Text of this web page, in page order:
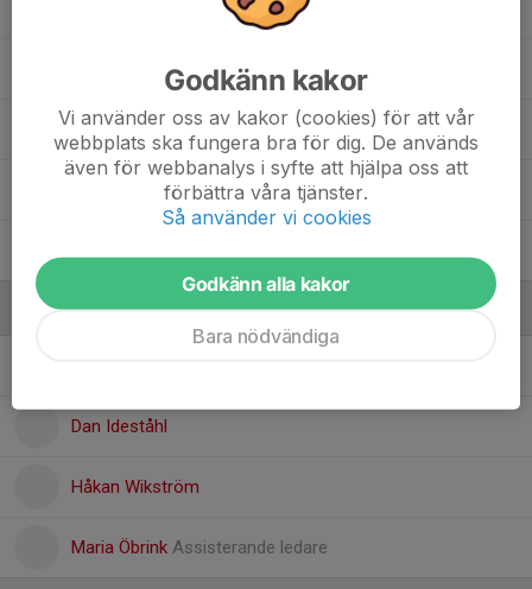
Linda Karlsson
Philip Wigestam
Russel Khalil Mohammad
Ledare
Dan Ideståhl
Håkan Wikström
Maria Öbrink Assisterande ledare
Godkänn kakor
Vi använder oss av kakor (cookies) för att vår
webbplats ska fungera bra för dig. De används
även för webbanalys i syfte att hjälpa oss att
förbättra våra tjänster.
Så använder vi cookies
Godkänn alla kakor
Bara nödvändiga